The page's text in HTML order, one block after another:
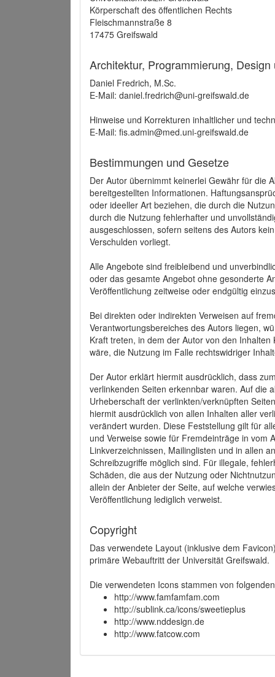
Körperschaft des öffentlichen Rechts
Fleischmannstraße 8
17475 Greifswald
Architektur, Programmierung,
Daniel Fredrich, M.Sc.
E-Mail: daniel.fredrich@uni-greifswald.de
Hinweise und Korrekturen inhaltlicher und
E-Mail: fis.admin@med.uni-greifswald.de
Bestimmungen und Gesetze
Der Autor übernimmt keinerlei Gewähr für die
bereitgestellten Informationen.
oder ideeller Art beziehen, die durch die
durch die Nutzung fehlerhafter und
ausgeschlossen, sofern seitens des Autors
Verschulden vorliegt.
Alle Angebote sind freibleibend und
oder das gesamte Angebot ohne gesonderte
Veröffentlichung zeitweise oder endgültig
Bei direkten oder indirekten Verweisen auf
Verantwortungsbereiches des Autors liegen,
Kraft treten, in dem der Autor von den
wäre, die Nutzung im Falle rechtswidriger
Der Autor erklärt hiermit ausdrücklich, dass
verlinkenden Seiten erkennbar waren. Auf die
Urheberschaft der verlinkten/verknüpften
hiermit ausdrücklich von allen Inhalten aller
verändert wurden. Diese Feststellung gilt für
und Verweise sowie für Fremdeinträge in vom
Linkverzeichnissen, Mailinglisten und in allen
Schreibzugriffe möglich sind. Für illegale,
Schäden, die aus der Nutzung oder
allein der Anbieter der Seite, auf welche
Veröffentlichung lediglich verweist.
Copyright
Das verwendete Layout (inklusive dem
primäre Webauftritt der Universität Greifswald.
Die verwendeten Icons stammen von
http://www.famfamfam.com
http://sublink.ca/icons/sweetieplus
http://www.nddesign.de
http://www.fatcow.com